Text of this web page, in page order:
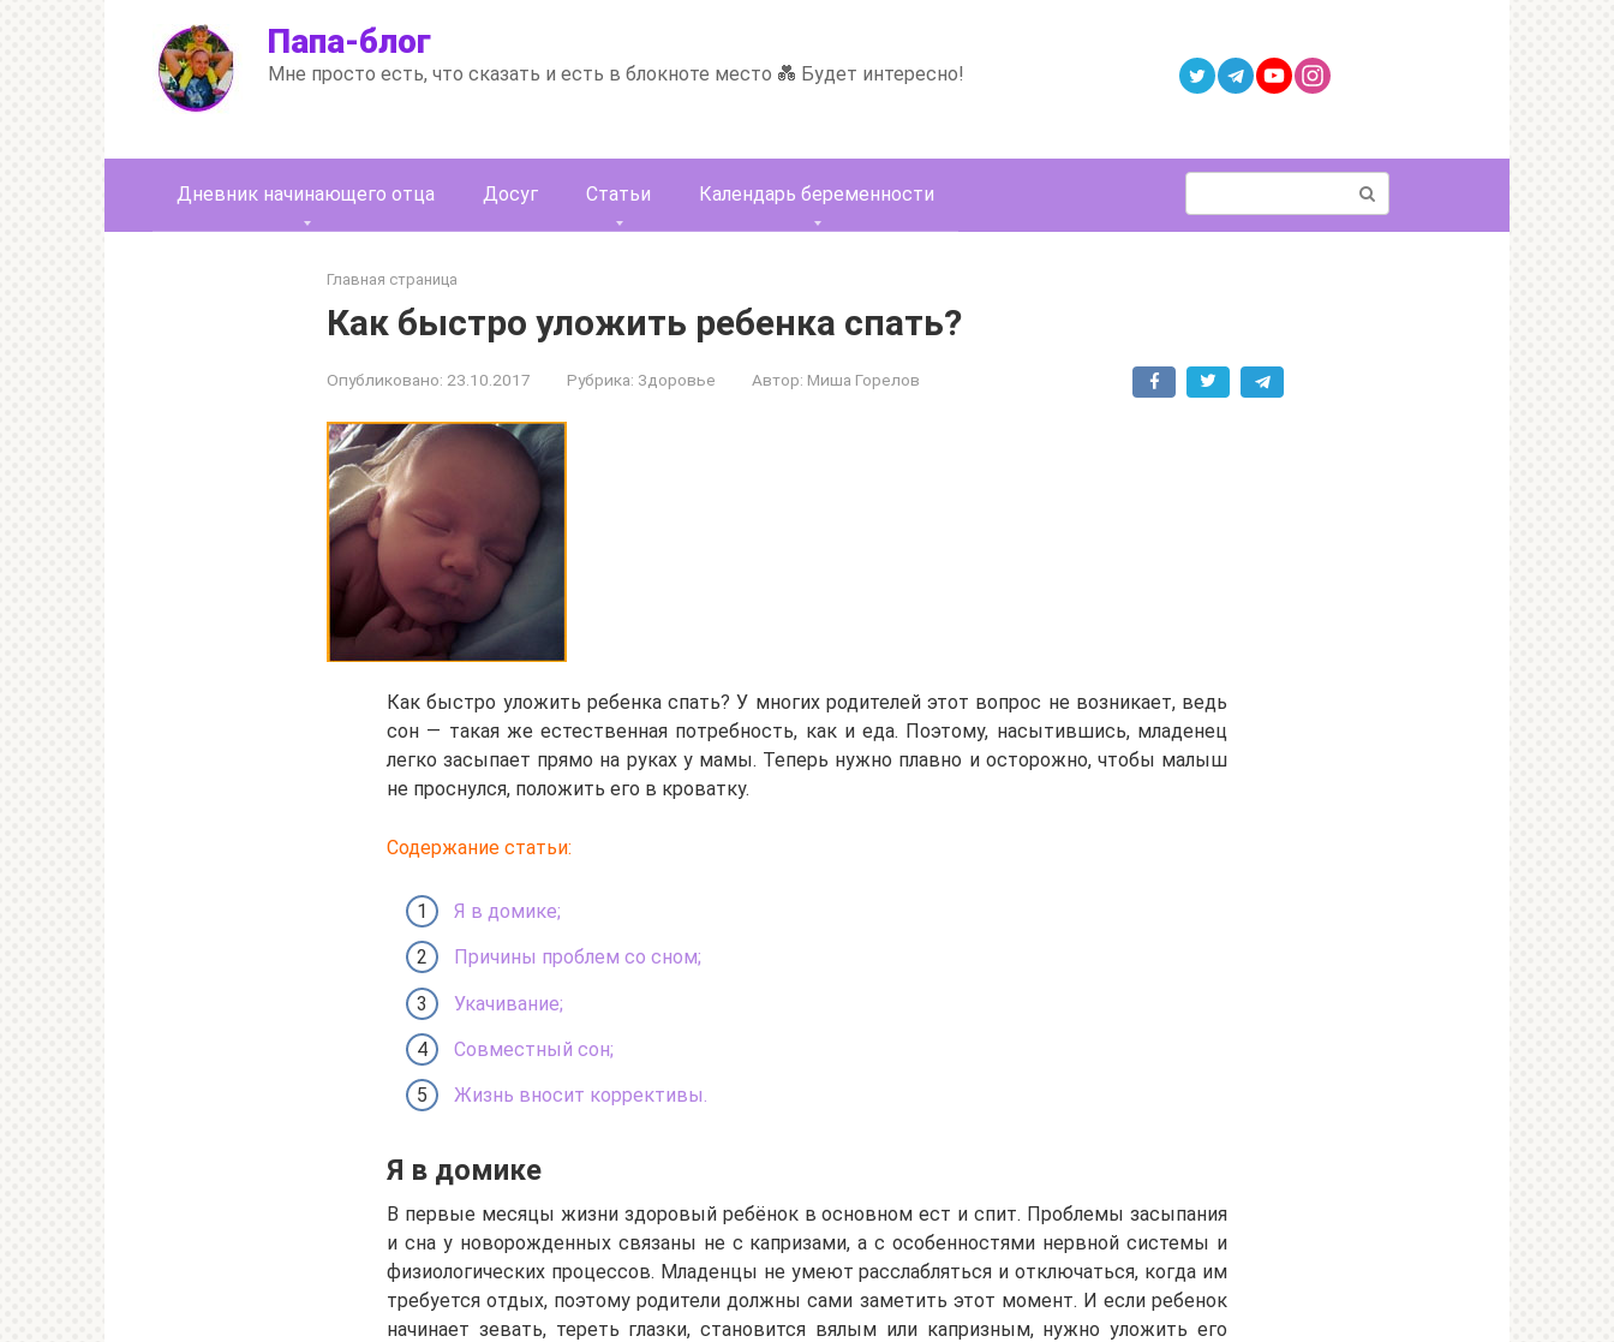
Папа-блог
Мне просто есть, что сказать и есть в блокноте место 💑 Будет интересно!
Дневник начинающего отца Досуг Статьи Календарь беременности
Главная страница
Как быстро уложить ребенка спать?
Опубликовано: 23.10.2017 Рубрика: Здоровье Автор: Миша Горелов
Как быстро уложить ребенка спать? У многих родителей этот вопрос не возникает, ведь
сон — такая же естественная потребность, как и еда. Поэтому, насытившись, младенец
легко засыпает прямо на руках у мамы. Теперь нужно плавно и осторожно, чтобы малыш
не проснулся, положить его в кроватку.
Содержание статьи:
Я в домике;
Причины проблем со сном;
Укачивание;
Совместный сон;
Жизнь вносит коррективы.
Я в домике
В первые месяцы жизни здоровый ребёнок в основном ест и спит. Проблемы засыпания
и сна у новорожденных связаны не с капризами, а с особенностями нервной системы и
физиологических процессов. Младенцы не умеют расслабляться и отключаться, когда им
требуется отдых, поэтому родители должны сами заметить этот момент. И если ребенок
начинает зевать, тереть глазки, становится вялым или капризным, нужно уложить его